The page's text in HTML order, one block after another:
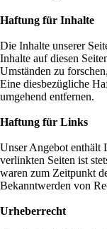
Haftung für Inhalte
Die Inhalte unserer
Inhalte auf diesen
Umständen zu
Eine diesbezügliche
umgehend entfernen.
Haftung für Links
Unser Angebot enthält
verlinkten Seiten ist
waren zum Zeitpunkt
Bekanntwerden von
Urheberrecht